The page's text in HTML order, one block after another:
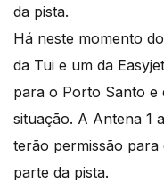
da pista.
Há neste momento
da Tui e um da
para o Porto Santo e
situação. A Antena 1
terão permissão para
parte da pista.